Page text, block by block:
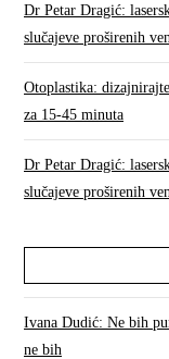
Dr Petar Dragić:
slučajeve proširenih
Otoplastika:
za 15-45 minuta
Dr Petar Dragić:
slučajeve proširenih
Ivana Dudić: Ne bih
ne bih